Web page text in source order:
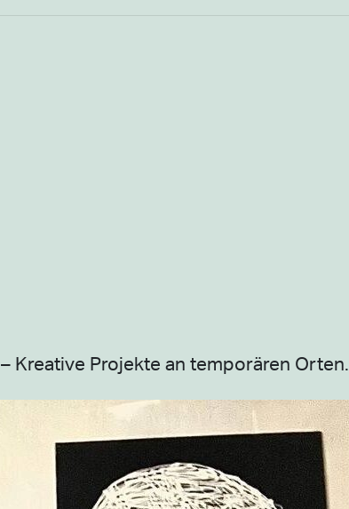
– Kreative Projekte an temporären Orten.